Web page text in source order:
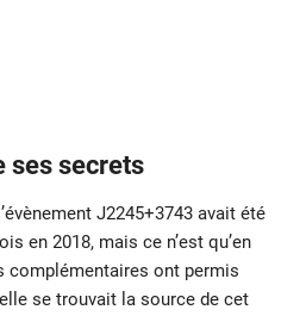
ses secrets
J2245+3743 avait été
en 2018, mais ce n’est qu’en
complémentaires ont permis
se trouvait la source de cet